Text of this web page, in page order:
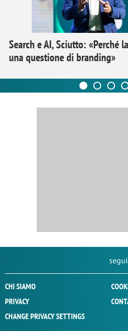
Search e AI, Sciutto: «Perché
una questione di branding»
CHI SIAMO
PRIVACY
CHANGE PRIVACY SETTINGS